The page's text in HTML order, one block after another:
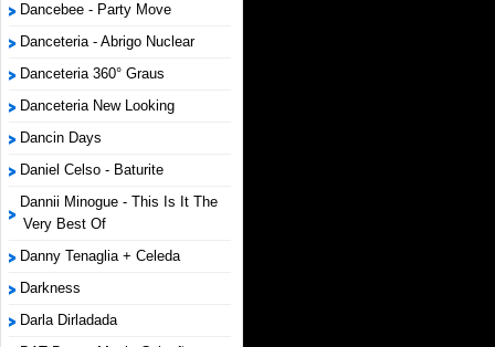
Dancebee - Party Move
Danceteria - Abrigo Nuclear
Danceteria 360° Graus
Danceteria New Looking
Dancin Days
Daniel Celso - Baturite
Dannii Minogue - This Is It The
Very Best Of
Danny Tenaglia + Celeda
Darkness
Darla Dirladada